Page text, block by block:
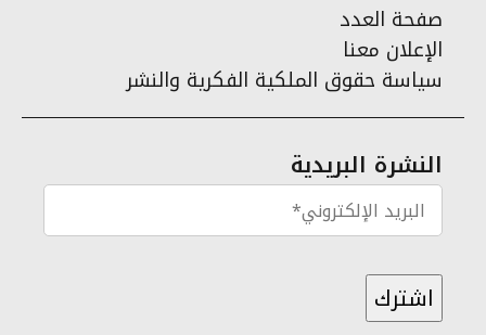
صفحة العدد
الإعلان معنا
سياسة حقوق الملكية الفكرية والنشر
النشرة البريدية